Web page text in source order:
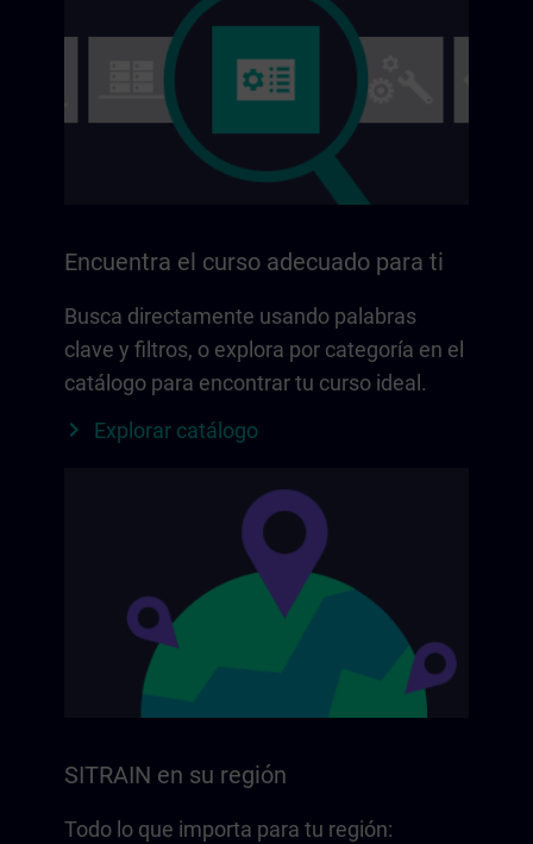
Encuentra el curso adecuado para ti
Busca directamente usando palabras
clave y filtros, o explora por categoría en el
catálogo para encontrar tu curso ideal.
Explorar catálogo
SITRAIN en su región
Todo lo que importa para tu región: